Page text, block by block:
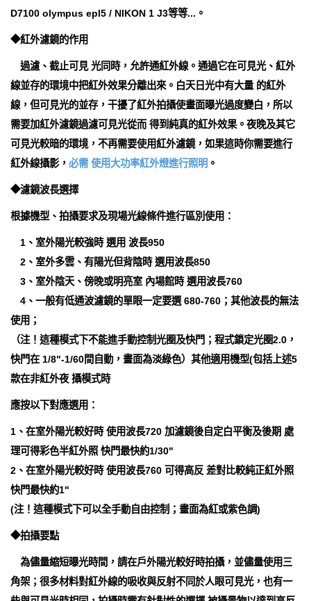
D7100 olympus epl5 / NIKON 1 J3等等...。
◆紅外濾鏡的作用
過濾、截止可見 光同時，允許通紅外線。通過它在可見光、紅外
線並存的環境中把紅外效果分離出來。白天日光中有大量 的紅外
線，但可見光的並存，干擾了紅外拍攝使畫面曝光過度變白，所以
需要加紅外濾鏡過濾可見光從而 得到純真的紅外效果。夜晚及其它
可見光較暗的環境，不再需要使用紅外濾鏡，如果這時你需要進行
紅外線攝影， 必需 使用大功率紅外燈進行照明 。
◆濾鏡波長選擇
根據機型、拍攝要求及現場光線條件進行區別使用：
1、室外陽光較強時 選用 波長950
2、室外多雲、有陽光但背陰時 選用波長850
3、室外陰天、傍晚或明亮室 內場館時 選用波長760
4、一般有低通波濾鏡的單眼一定要選 680-760；其他波長的無法
使用；
（注！這種模式下不能進手動控制光圈及快門；程式鎖定光圈2.0，
快門在 1/8"-1/60間自動，畫面為淡綠色）其他適用機型(包括上述5
款在非紅外夜 攝模式時
應按以下對應選用：
1、在室外陽光較好時 使用波長720 加濾鏡後自定白平衡及後期 處
理可得彩色半紅外照 快門最快約1/30"
2、在室外陽光較好時 使用波長760 可得高反 差對比較純正紅外照
快門最快約1"
(注！這種模式下可以全手動自由控制；畫面為紅或紫色調)
◆拍攝要點
為儘量縮短曝光時間，請在戶外陽光較好時拍攝，並儘量使用三
角架；很多材料對紅外線的吸收與反射不同於人眼可見光，也有一